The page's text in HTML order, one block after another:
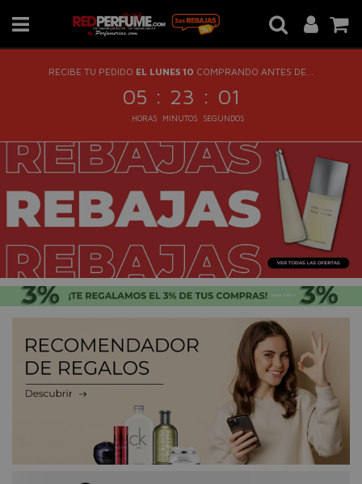
RECIBE TU PEDIDO EL LUNES 10 COMPRANDO ANTES DE...
05 : 23 : 00
HORAS MINUTOS SEGUNDOS